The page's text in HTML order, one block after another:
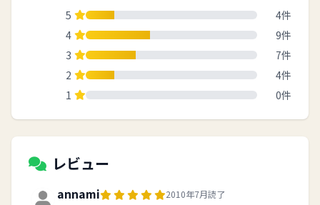
5
4件
4
9件
3
7件
2
4件
1
0件
レビュー
annami 2010年7月読了